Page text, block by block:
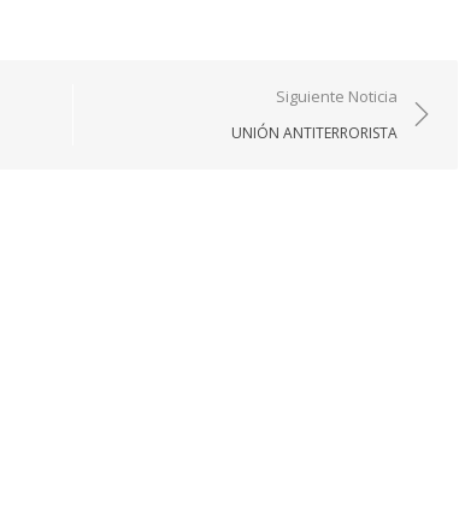
Siguiente Noticia
UNIÓN ANTITERRORISTA